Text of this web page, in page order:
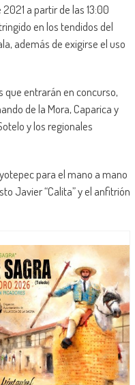
a partir de las 13:00
en los tendidos del
además de exigirse el uso
que entrarán en concurso,
de la Mora, Caparica y
y los regionales
para el mano a mano
Javier “Calita” y el anfitrión